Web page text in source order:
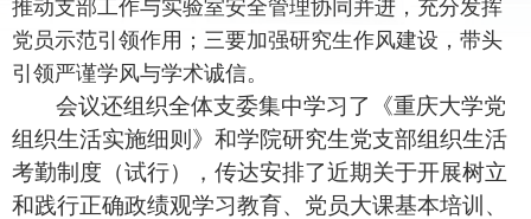
推动支部工作与实验室安全管理协同并进，充分发挥
党员示范引领作用；三要加强研究生作风建设，带头
引领严谨学风与学术诚信。
会议还组织全体支委集中学习了《重庆大学党
组织生活实施细则》和学院研究生党支部组织生活
考勤制度（试行），传达安排了近期关于开展树立
和践行正确政绩观学习教育、党员大课基本培训、